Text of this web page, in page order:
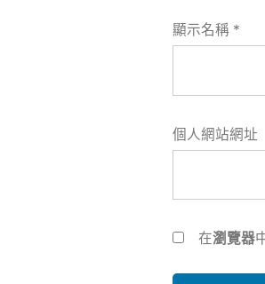
顯示名稱 *
個人網站網址
在瀏覽器